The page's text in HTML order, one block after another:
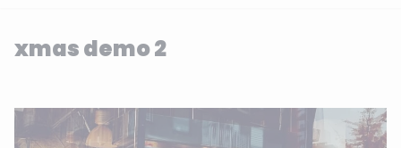
xmas demo 2